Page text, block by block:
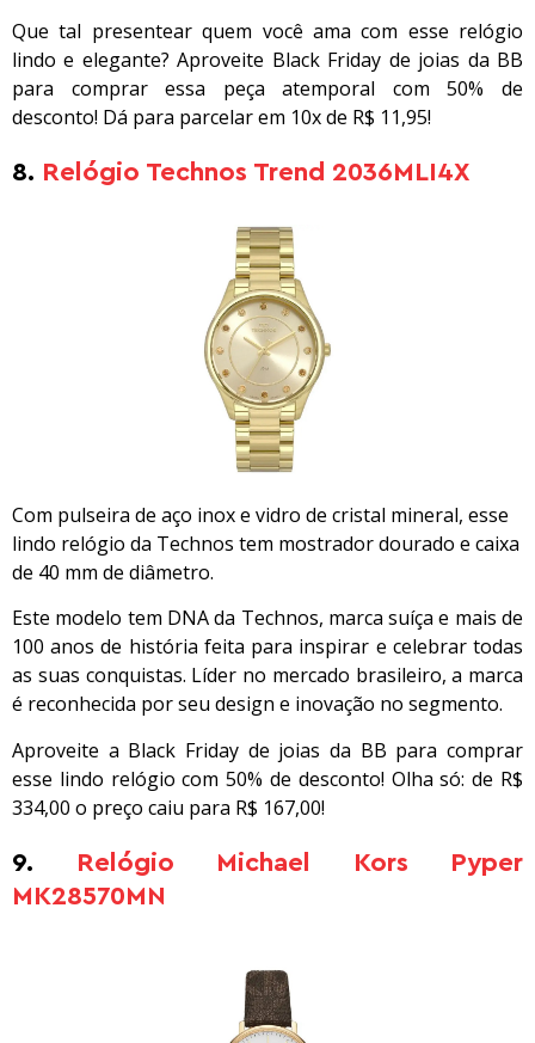
Que tal presentear quem você ama com esse relógio
lindo e elegante? Aproveite Black Friday de joias da BB
para comprar essa peça atemporal com 50% de
desconto! Dá para parcelar em 10x de R$ 11,95!
8. Relógio Technos Trend 2036MLI4X
Com pulseira de aço inox e vidro de cristal mineral, esse
lindo relógio da Technos tem mostrador dourado e caixa
de 40 mm de diâmetro.
Este modelo tem DNA da Technos, marca suíça e mais de
100 anos de história feita para inspirar e celebrar todas
as suas conquistas. Líder no mercado brasileiro, a marca
é reconhecida por seu design e inovação no segmento.
Aproveite a Black Friday de joias da BB para comprar
esse lindo relógio com 50% de desconto! Olha só: de R$
334,00 o preço caiu para R$ 167,00!
9.
Relógio Michael Kors Pyper
MK28570MN